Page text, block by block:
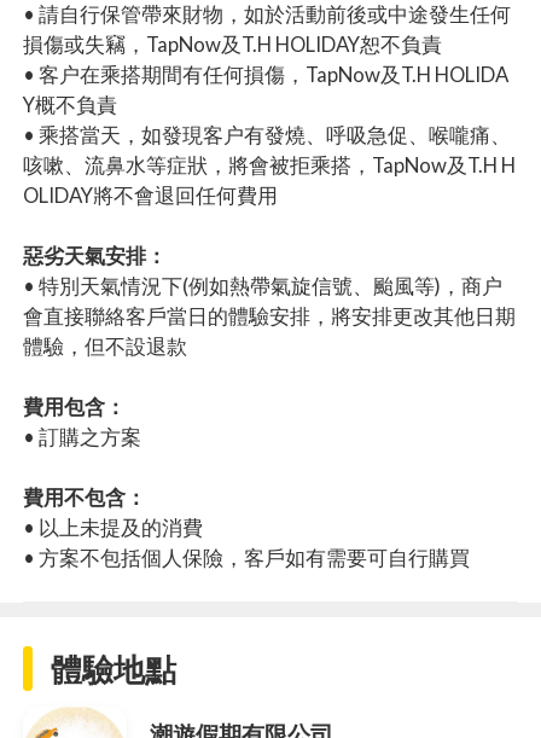
• 請自行保管帶來財物，如於活動前後或中途發生任何
損傷或失竊，TapNow及T.H HOLIDAY恕不負責
• 客户在乘搭期間有任何損傷，TapNow及T.H HOLIDA
Y概不負責
• 乘搭當天，如發現客户有發燒、呼吸急促、喉嚨痛、
咳嗽、流鼻水等症狀，將會被拒乘搭，TapNow及T.H H
OLIDAY將不會退回任何費用
惡劣天氣安排：
• 特別天氣情況下(例如熱帶氣旋信號、颱風等)，商户
會直接聯絡客戶當日的體驗安排，將安排更改其他日期
體驗，但不設退款
費用包含：
• 訂購之方案
費用不包含：
• 以上未提及的消費
• 方案不包括個人保險，客戶如有需要可自行購買
體驗地點